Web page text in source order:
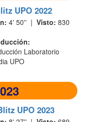
UPO 2022
4' 50'' | Visto: 830
Laboratorio
UPO
UPO 2023